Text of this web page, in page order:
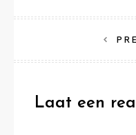
navigatie
Laat een